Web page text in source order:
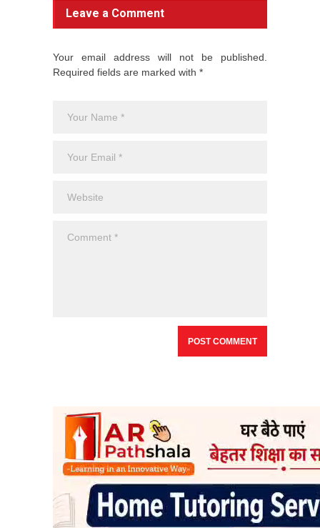
Leave a Comment
Your email address will not be published.
Required fields are marked with *